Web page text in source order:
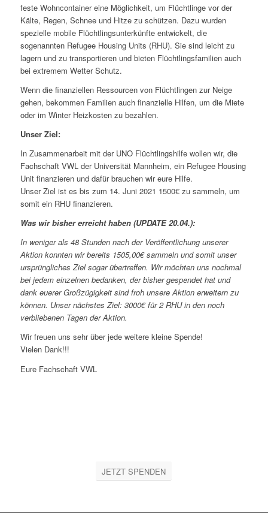
feste Wohncontainer eine Möglichkeit, um Flüchtlinge vor der
Kälte, Regen, Schnee und Hitze zu schützen. Dazu wurden
spezielle mobile Flüchtlingsunterkünfte entwickelt, die
sogenannten Refugee Housing Units (RHU). Sie sind leicht zu
lagern und zu transportieren und bieten Flüchtlingsfamilien auch
bei extremem Wetter Schutz.
Wenn die finanziellen Ressourcen von Flüchtlingen zur Neige
gehen, bekommen Familien auch finanzielle Hilfen, um die Miete
oder im Winter Heizkosten zu bezahlen.
Unser Ziel:
In Zusammenarbeit mit der UNO Flüchtlingshilfe wollen wir, die
Fachschaft VWL der Universität Mannheim, ein Refugee Housing
Unit finanzieren und dafür brauchen wir eure Hilfe.
Unser Ziel ist es bis zum 14. Juni 2021 1500€ zu sammeln, um
somit ein RHU finanzieren.
Was wir bisher erreicht haben (UPDATE 20.04.):
In weniger als 48 Stunden nach der Veröffentlichung unserer
Aktion konnten wir bereits 1505,00€ sammeln und somit unser
ursprüngliches Ziel sogar übertreffen. Wir möchten uns nochmal
bei jedem einzelnen bedanken, der bisher gespendet hat und
dank euerer Großzügigkeit sind froh unsere Aktion erweitern zu
können. Unser nächstes Ziel: 3000€ für 2 RHU in den noch
verbliebenen Tagen der Aktion.
Wir freuen uns sehr über jede weitere kleine Spende!
Vielen Dank!!!
Eure Fachschaft VWL
JETZT SPENDEN